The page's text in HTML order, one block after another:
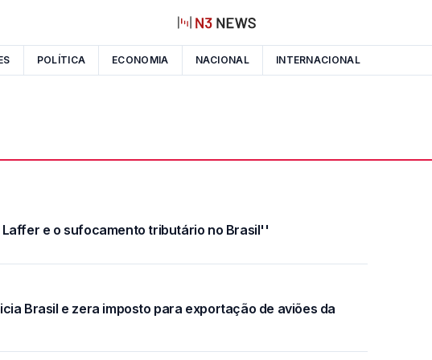
POLÍTICA ECONOMIA NACIONAL INTERNACIONAL
Laffer e o sufocamento tributário no Brasil''
Brasil e zera imposto para exportação de aviões da